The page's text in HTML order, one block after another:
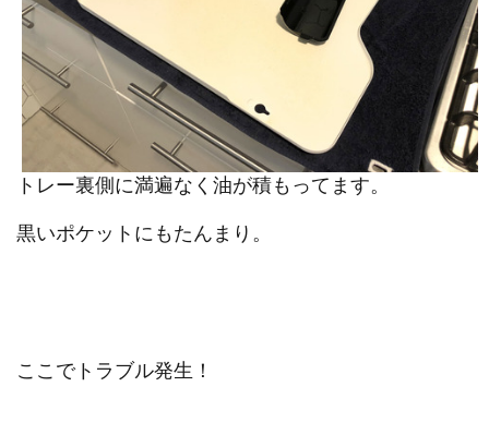
トレー裏側に満遍なく油が積もってます。
黒いポケットにもたんまり。
ここでトラブル発生！